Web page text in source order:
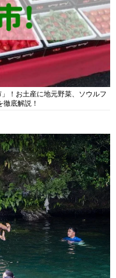
！お土産に地元野菜、ソウルフ
底解説！